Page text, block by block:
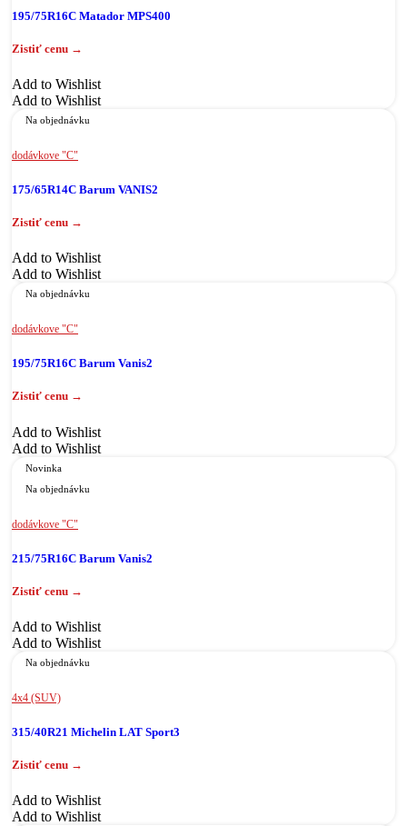
195/75R16C Matador MPS400
Add to Wishlist
Add to Wishlist
Na objednávku
dodávkove "C"
175/65R14C Barum VANIS2
Add to Wishlist
Add to Wishlist
Na objednávku
dodávkove "C"
195/75R16C Barum Vanis2
Add to Wishlist
Add to Wishlist
Novinka
Na objednávku
dodávkove "C"
215/75R16C Barum Vanis2
Add to Wishlist
Add to Wishlist
Na objednávku
4x4 (SUV)
315/40R21 Michelin LAT Sport3
Add to Wishlist
Add to Wishlist